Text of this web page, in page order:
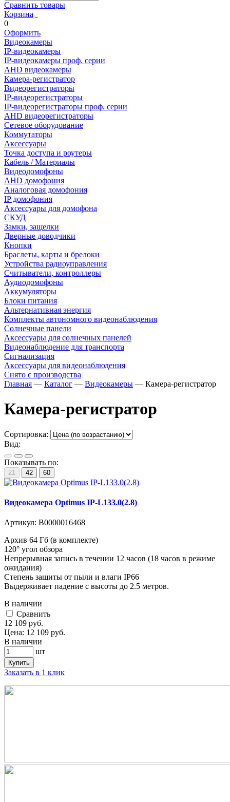
Сравнить товары
Корзина
0
Оформить
Видеокамеры
IP-видеокамеры
IP-видеокамеры проф. серии
AHD видеокамеры
Камера-регистратор
Видеорегистраторы
IP-видеорегистраторы
IP-видеорегистраторы проф. серии
AHD видеорегистраторы
Сетевое оборудование
Коммутаторы
Аксессуары
Точка доступа и роутеры
Кабель / Материалы
Видеодомофоны
AHD домофония
Аналоговая домофония
IP домофония
Аксессуары для домофона
СКУД
Замки, защелки
Дверные доводчики
Кнопки
Браслеты, карты и брелоки
Устройства радиоуправления
Считыватели, контроллеры
Аудиодомофоны
Аккумуляторы
Блоки питания
Альтернативная энергия
Комплекты автономного видеонаблюдения
Солнечные панели
Аксессуары для солнечных панелей
Видеонаблюдение для транспорта
Сигнализация
Аксессуары для видеонаблюдения
Снято с производства
Главная — Каталог — Видеокамеры — Камера-регистратор
Камера-регистратор
Сортировка:
Вид:
Показывать по:
21 42 60
Видеокамера Optimus IP-L133.0(2.8)
Артикул: В0000016468
Архив 64 Гб (в комплекте)
120° угол обзора
Непрерывная запись в течении 12 часов (18 часов в режиме
ожидания)
Степень защиты от пыли и влаги IP66
Выдерживает падение с высоты до 2.5 метров.
В наличии
Cравнить
12 109 руб.
Цена: 12 109 руб.
В наличии
шт
Купить
Заказать в 1 клик